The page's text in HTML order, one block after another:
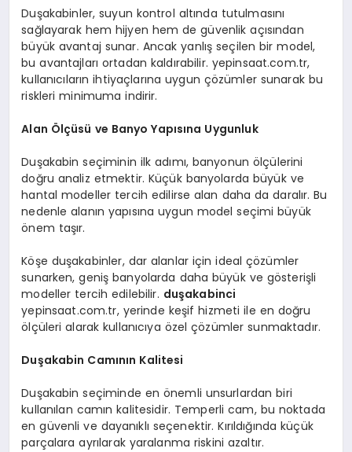
Duşakabinler, suyun kontrol altında tutulmasını
sağlayarak hem hijyen hem de güvenlik açısından
büyük avantaj sunar. Ancak yanlış seçilen bir model,
bu avantajları ortadan kaldırabilir. yepinsaat.com.tr,
kullanıcıların ihtiyaçlarına uygun çözümler sunarak bu
riskleri minimuma indirir.
Alan Ölçüsü ve Banyo Yapısına Uygunluk
Duşakabin seçiminin ilk adımı, banyonun ölçülerini
doğru analiz etmektir. Küçük banyolarda büyük ve
hantal modeller tercih edilirse alan daha da daralır. Bu
nedenle alanın yapısına uygun model seçimi büyük
önem taşır.
Köşe duşakabinler, dar alanlar için ideal çözümler
sunarken, geniş banyolarda daha büyük ve gösterişli
modeller tercih edilebilir. duşakabinci
yepinsaat.com.tr, yerinde keşif hizmeti ile en doğru
ölçüleri alarak kullanıcıya özel çözümler sunmaktadır.
Duşakabin Camının Kalitesi
Duşakabin seçiminde en önemli unsurlardan biri
kullanılan camın kalitesidir. Temperli cam, bu noktada
en güvenli ve dayanıklı seçenektir. Kırıldığında küçük
parçalara ayrılarak yaralanma riskini azaltır.